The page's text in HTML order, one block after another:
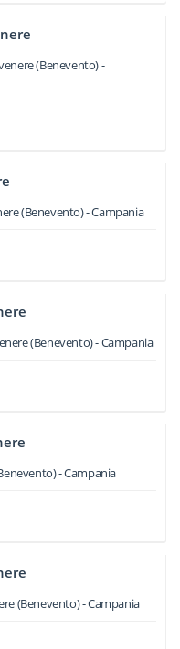
(Benevento) -
(Benevento) -Campania
(Benevento) -Campania
-Campania
(Benevento) -Campania